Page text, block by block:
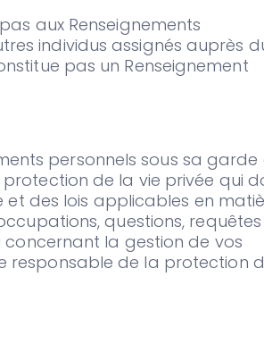
aux Renseignements
individus assignés auprès
pas un Renseignement
personnels sous sa garde
de la vie privée qui
et des lois applicables en
questions,
la gestion de vos
responsable de la protection